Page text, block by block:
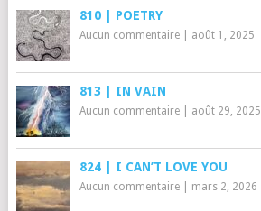
810 | POETRY
Aucun commentaire| août 1, 2025
813 | IN VAIN
Aucun commentaire| août 29, 2025
824 | I CAN’T LOVE YOU
Aucun commentaire| mars 2, 2026